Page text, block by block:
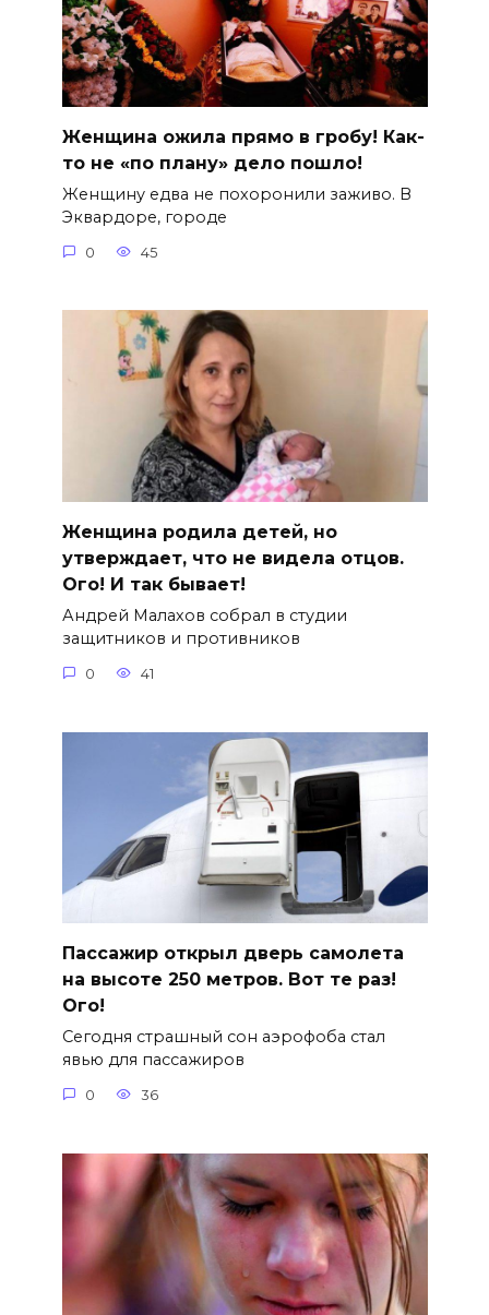
Женщина ожила прямо в гробу! Как-
то не «по плану» дело пошло!
Женщину едва не похоронили заживо. В
Эквардоре, городе
0 45
Женщина родила детей, но
утверждает, что не видела отцов.
Ого! И так бывает!
Андрей Малахов собрал в студии
защитников и противников
0 41
Пассажир открыл дверь самолета
на высоте 250 метров. Вот те раз!
Ого!
Сегодня страшный сон аэрофоба стал
явью для пассажиров
0 36